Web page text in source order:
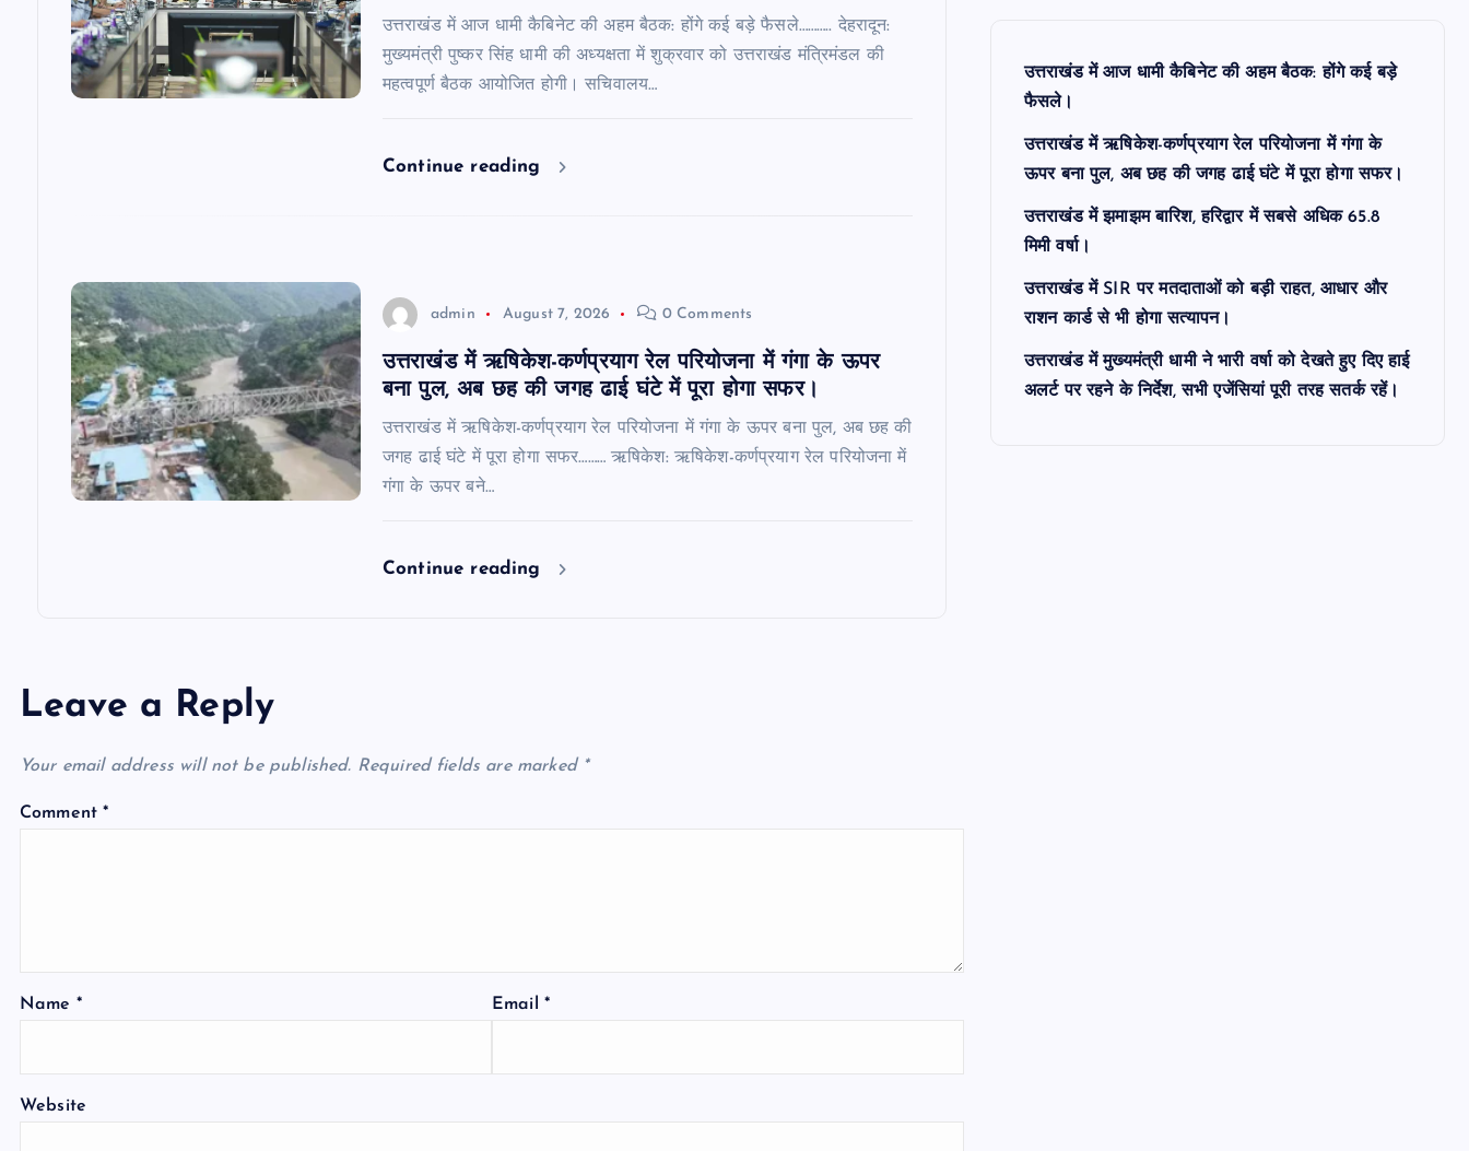
उत्तराखंड में आज धामी कैबिनेट की अहम बैठक: होंगे कई बड़े फैसले……….. देहरादून:
मुख्यमंत्री पुष्कर सिंह धामी की अध्यक्षता में शुक्रवार को उत्तराखंड मंत्रिमंडल की
महत्वपूर्ण बैठक आयोजित होगी। सचिवालय…
Continue reading
admin August 7, 2026 0 Comments
उत्तराखंड में ऋषिकेश-कर्णप्रयाग रेल परियोजना में गंगा के ऊपर
बना पुल, अब छह की जगह ढाई घंटे में पूरा होगा सफर।
उत्तराखंड में ऋषिकेश-कर्णप्रयाग रेल परियोजना में गंगा के ऊपर बना पुल, अब छह की
जगह ढाई घंटे में पूरा होगा सफर……… ऋषिकेश: ऋषिकेश-कर्णप्रयाग रेल परियोजना में
गंगा के ऊपर बने…
Continue reading
Leave a Reply
Your email address will not be published. Required fields are marked *
Comment*
Name * Email *
Website
उत्तराखंड में आज धामी कैबिनेट की अहम बैठक: होंगे कई बड़े
फैसले।
उत्तराखंड में ऋषिकेश-कर्णप्रयाग रेल परियोजना में गंगा के
ऊपर बना पुल, अब छह की जगह ढाई घंटे में पूरा होगा सफर।
उत्तराखंड में झमाझम बारिश, हरिद्वार में सबसे अधिक 65.8
मिमी वर्षा।
उत्तराखंड में SIR पर मतदाताओं को बड़ी राहत, आधार और
राशन कार्ड से भी होगा सत्यापन।
उत्तराखंड में मुख्यमंत्री धामी ने भारी वर्षा को देखते हुए दिए हाई
अलर्ट पर रहने के निर्देश, सभी एजेंसियां पूरी तरह सतर्क रहें।